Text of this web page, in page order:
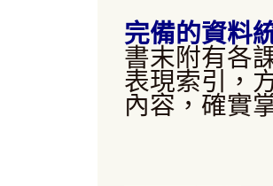
完備的資料
書末附有各
表現索引，
內容，確實